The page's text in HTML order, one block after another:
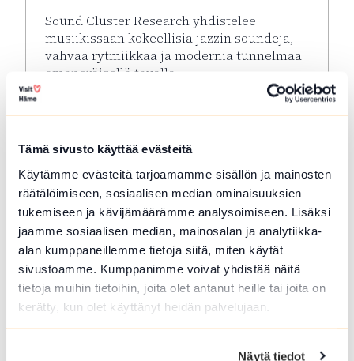
Tämä sivusto käyttää evästeitä
Käytämme evästeitä tarjoamamme sisällön ja mainosten
räätälöimiseen, sosiaalisen median ominaisuuksien
tukemiseen ja kävijämäärämme analysoimiseen. Lisäksi
jaamme sosiaalisen median, mainosalan ja analytiikka-
alan kumppaneillemme tietoja siitä, miten käytät
sivustoamme. Kumppanimme voivat yhdistää näitä
tietoja muihin tietoihin, joita olet antanut heille tai joita on
kerätty, kun olet käyttänyt heidän palvelujaan.
Näytä tiedot
Sound Cluster Research yhdistelee
musiikissaan kokeellisia jazzin soundeja,
vahvaa rytmiikkaa ja modernia tunnelmaa
omaperäisellä tavalla.
Lue lisää tapahtumasta Korttelikeikat: Sound
ELO 06 2026